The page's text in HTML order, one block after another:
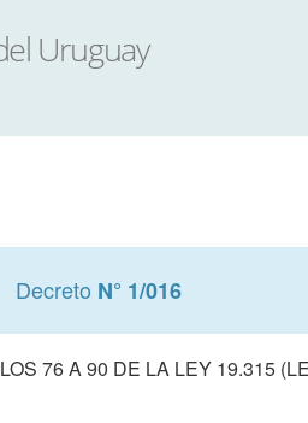
Decreto N° 1/016
76 A 90 DE LA LEY 19.315